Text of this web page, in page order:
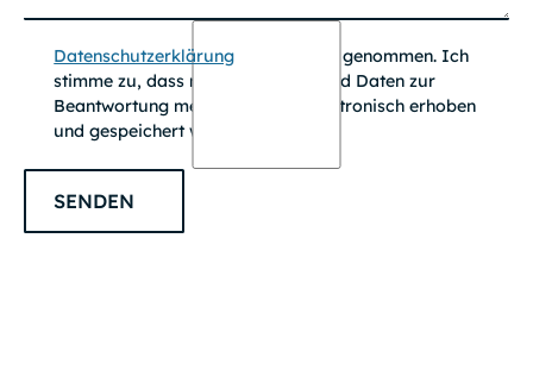
Datenschutzerklärung zur Kenntnis genommen. Ich
stimme zu, dass meine Angaben und Daten zur
Beantwortung meiner Anfrage elektronisch erhoben
und gespeichert werden.
SENDEN